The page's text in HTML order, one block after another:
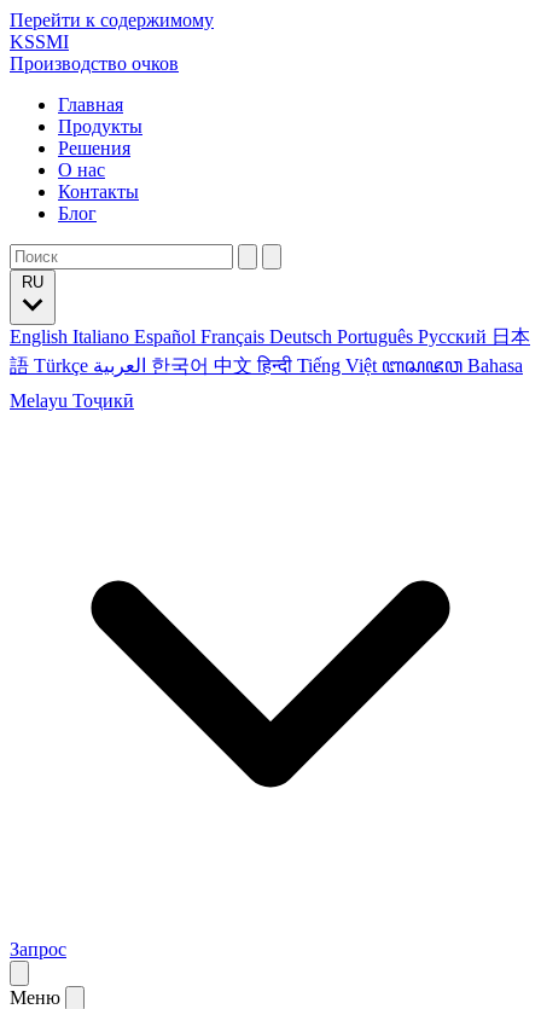
Перейти к содержимому
KSSMI
Производство очков
Главная
Продукты
Решения
О нас
Контакты
Блог
English Italiano Español Français Deutsch Português Русский 日本
語 Türkçe 한국어 中文हिन्दी Tiếng Việt ꦧꦱꦗꦮ Bahasa
Melayu Тоҷикӣ
Запрос
Меню